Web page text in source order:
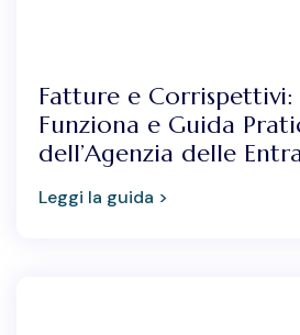
Fatture e Corrispettivi:
Funziona e Guida
dell’Agenzia delle
Leggi la guida >